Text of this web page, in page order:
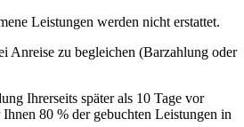
Leistungen werden nicht erstattet.
Anreise zu begleichen (Barzahlung oder
Ihrerseits später als 10 Tage vor
80 % der gebuchten Leistungen in